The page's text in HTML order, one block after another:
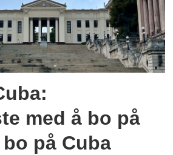
med å bo på
på Cuba